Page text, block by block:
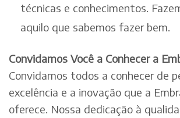
técnicas e conhecimentos.
aquilo que sabemos fazer bem.
Convidamos Você a Conhecer a
Convidamos todos a conhecer de
excelência e a inovação que a
oferece. Nossa dedicação à